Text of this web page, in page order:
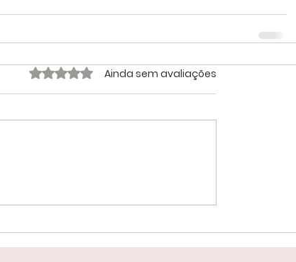
Avaliado com 0 de 5 estrelas.
Ainda sem avaliações